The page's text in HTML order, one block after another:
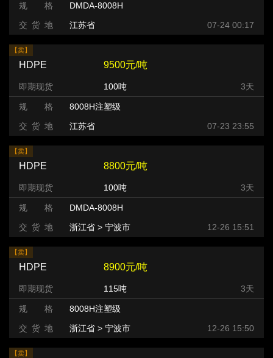
规 格
DMDA-8008H
交 货 地
江苏省 07-24 00:17
【卖】
HDPE 9500元/吨
即期现货 100吨 3天
规 格
8008H注塑级
交 货 地
江苏省 07-23 23:55
【卖】
HDPE 8800元/吨
即期现货 100吨 3天
规 格
DMDA-8008H
交 货 地
浙江省 > 宁波市 12-26 15:51
【卖】
HDPE 8900元/吨
即期现货 115吨 3天
规 格
8008H注塑级
交 货 地
浙江省 > 宁波市 12-26 15:50
【卖】